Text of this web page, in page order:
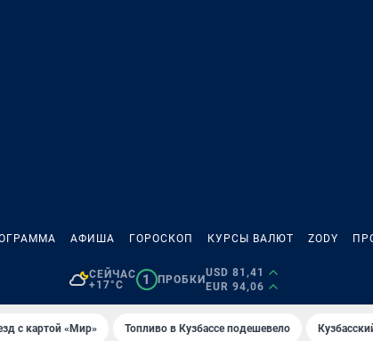
АФИША ГОРОСКОП КУРСЫ ВАЛЮТ ZODY
СЕЙЧАС
+17°C
1 ПРОБКИ
USD 81,41
EUR 94,06
с картой «Мир» Топливо в Кузбассе подешевело